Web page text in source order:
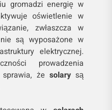
gromadzi energię w
oświetlenie w
zwłaszcza w
są wyposażone w
elektrycznej.
prowadzenia
że solarysą